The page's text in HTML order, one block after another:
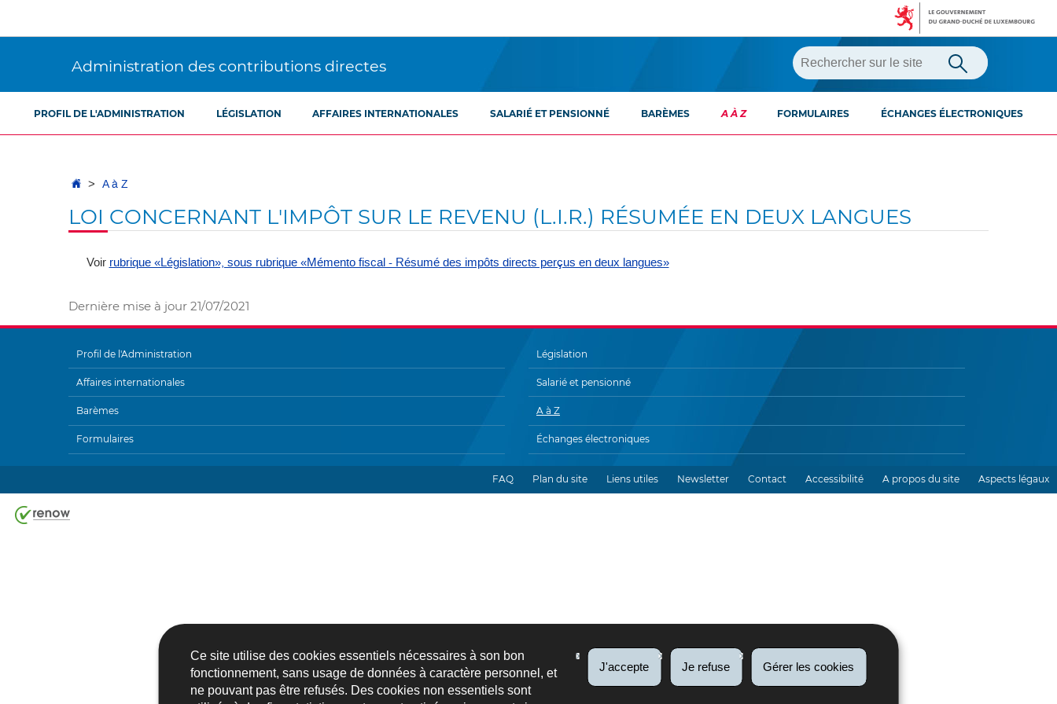
Ce site utilise des cookies essentiels nécessaires à son bon
fonctionnement, sans usage de données à caractère personnel, et
ne pouvant pas être refusés. Des cookies non essentiels sont
J'accepte Je refuse Gérer les cookies
Administration des contributions directes
PROFIL DE L'ADMINISTRATION LÉGISLATION AFFAIRES INTERNATIONALES SALARIÉ ET PENSIONNÉ BARÈMES A À Z FORMULAIRES ÉCHANGES ÉLECTRONIQUES
AccueilA à Z
LOI CONCERNANT L'IMPÔT SUR LE REVENU (L.I.R.) RÉSUMÉE EN DEUX LANGUES
Voir rubrique «Législation», sous rubrique «Mémento fiscal - Résumé des impôts directs perçus en deux langues»
Dernière mise à jour 21/07/2021
NAVIGATION
Profil de l'Administration Législation
Affaires internationales Salarié et pensionné
Barèmes A à Z
Formulaires Échanges électroniques
FAQ Plan du site Liens utiles Newsletter Contact Accessibilité A propos du site Aspects légaux